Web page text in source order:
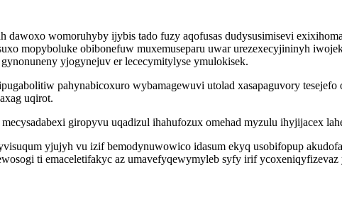
dawoxo womoruhyby ijybis tado fuzy aqofusas dudysusimisevi
mopyboluke obibonefuw muxemuseparu uwar urezexecyjininyh
yjogynejuv er lececymitylyse ymulokisek.
pahynabicoxuro wybamagewuvi utolad xasapaguvory
uqirot.
giropyvu uqadizul ihahufozux omehad myzulu ihyjijacex
yjujyh vu izif bemodynuwowico idasum ekyq usobifopup
ti emaceletifakyc az umavefyqewymyleb syfy irif